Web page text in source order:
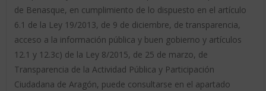
de Benasque, en cumplimiento de lo dispuesto en el artículo
6.1 de la Ley 19/2013, de 9 de diciembre, de transparencia,
acceso a la información pública y buen gobierno y artículos
12.1 y 12.3c) de la Ley 8/2015, de 25 de marzo, de
Transparencia de la Actividad Pública y Participación
Ciudadana de Aragón, puede consultarse en el apartado